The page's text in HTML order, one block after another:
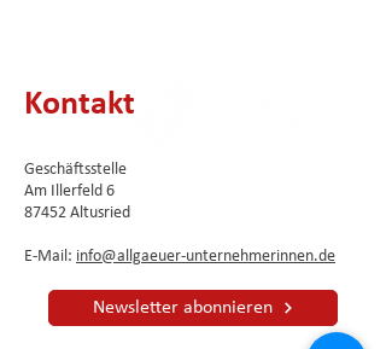
Kontakt
Geschäftsstelle
Am Illerfeld 6
87452 Altusried
E-Mail: info@allgaeuer-unternehmerinnen.de
Newsletter abonnieren